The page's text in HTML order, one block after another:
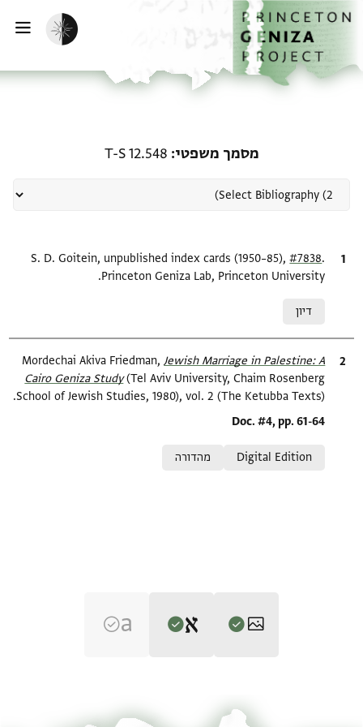
לתוכןהבית
הפעלת מצב כהה
מסמך משפטי T-S 12.548
ציטוט S. D. Goitein, unpublished index cards (1950–85),#7838
Princeton Geniza Lab, Princeton University.
דיון
ציטוט Mordechai Akiva Friedman,Jewish Marriage in Palestine: A
Cairo Geniza Study(Tel Aviv University, Chaim Rosenberg
School of Jewish Studies, 1980), vol. 2 (The Ketubba Texts).
Location in source
Doc. #4, pp. 61-64
Digital Edition
מהדורה
Jewish Marriage in Palestine: A Cairo